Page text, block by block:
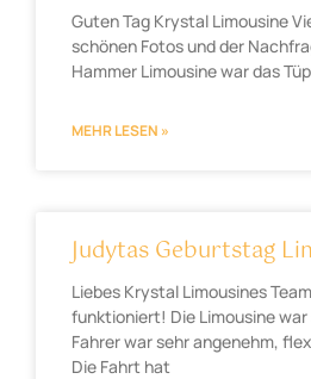
Guten Tag Krystal Limousine
schönen Fotos und der
Hammer Limousine war das
MEHR LESEN »
Judytas Geburtstag
Liebes Krystal Limousines
funktioniert! Die Limousine
Fahrer war sehr angenehm,
Die Fahrt hat